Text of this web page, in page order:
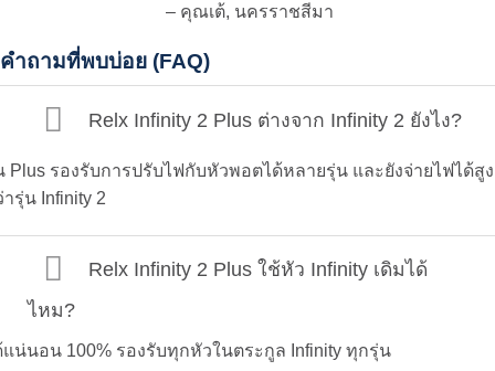
– คุณเต้, นครราชสีมา
คำถามที่พบบ่อย (FAQ)
Relx Infinity 2 Plus ต่างจาก Infinity 2 ยังไง?
Plus รองรับการปรับไฟกับหัวพอตได้หลายรุ่น และยังจ่ายไฟได้สูง
ารุ่น Infinity 2
Relx Infinity 2 Plus ใช้หัว Infinity เดิมได้
ไหม?
แน่นอน 100% รองรับทุกหัวในตระกูล Infinity ทุกรุ่น